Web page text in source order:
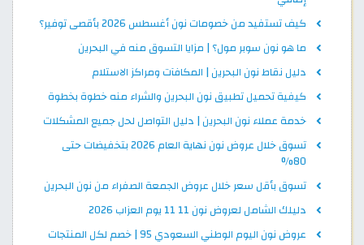
كيف تستفيد من خصومات نون أغسطس 2026 بأقصى توفير؟
ما هو نون سوبر مول؟ | مزايا التسوق منه في البحرين
دليل نقاط نون البحرين | المكافآت ومراكز الاستلام
كيفية تحميل تطبيق نون البحرين والشراء منه خطوة بخطوة
خدمة عملاء نون البحرين | دليل التواصل لحل جميع المشكلات
تسوق خلال عروض نون نهاية العام 2026 بتخفيضات حتى
80%
تسوق بأقل سعر خلال عروض الجمعة الصفراء من نون البحرين
دليلك الشامل لعروض نون 11 11 يوم العزاب 2026
عروض نون اليوم الوطني السعودي 95 | خصم لكل المنتجات